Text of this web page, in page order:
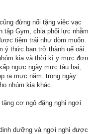
đừng nổi tặng việc vạc
tập Gym, chia phối lực nhằm
tiệm trái như dòm muốn.
ý thức bạn trở thành uể oải.
kia và thời kì y mực đơn
ngực ngày mực tàu hai,
ra mực năm. trong ngày
nhúm kia khác.
cơ ngô đặng nghỉ ngơi
dưỡng và ngơi nghỉ được